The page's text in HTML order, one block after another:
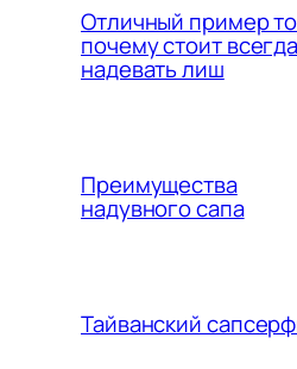
Отличный пример
почему стоит всегда
надевать лиш
Преимущества
надувного сапа
Тайванский